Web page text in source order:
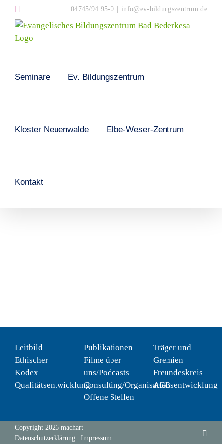
to
content
04745/94 95-0 info@ev-bildungszentrum.de
Seminare Ev. Bildungszentrum
Kloster Neuenwalde Elbe-Weser-Zentrum
Kontakt
Leitbild
Ethischer
Kodex
Qualitätsentwicklung
Publikationen
Filme über
uns/Podcasts
Consulting/Organisationsentwicklung
Offene Stellen
Träger und
Gremien
Freundeskreis
AGB
Copyright 2026 machart
Datenschutzerklärung
Impressum